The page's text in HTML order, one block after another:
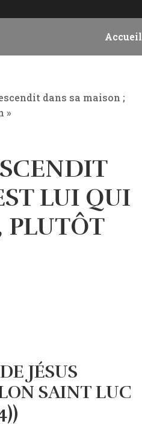
Accueil
dans sa maison ;
»
LUI QUI
PLUTÔT
JÉSUS
SAINT LUC